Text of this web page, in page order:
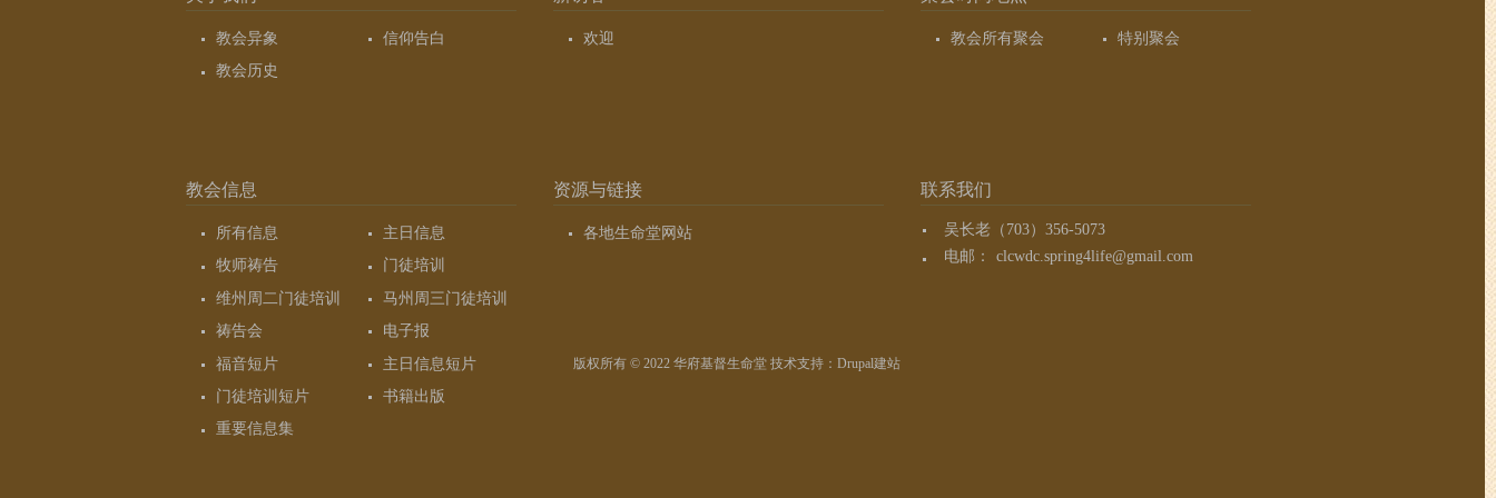
教会异象
信仰告白
教会历史
欢迎 教会所有聚会 特别聚会
教会信息
所有信息
主日信息
牧师祷告
门徒培训
维州周二门徒培训
马州周三门徒培训
祷告会
电子报
福音短片
主日信息短片
门徒培训短片
书籍出版
重要信息集
资源与链接
各地生命堂网站
联系我们
吴长老（703）356-5073
电邮：
clcwdc.spring4life@gmail.com
版权所有 © 2022 华府基督生命堂 技术支持： Drupal建站